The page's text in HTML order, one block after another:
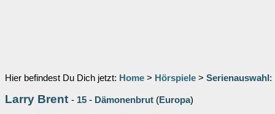
Hier befindest Du Dich jetzt: Home > Hörspiele > Serienauswahl :
Larry Brent - 15 - Dämonenbrut (Europa)